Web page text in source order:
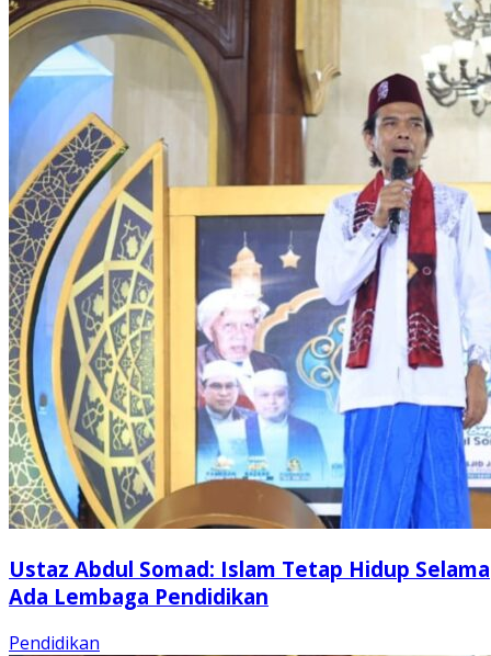
Ustaz Abdul Somad: Islam Tetap Hidup Selama
Ada Lembaga Pendidikan
Pendidikan